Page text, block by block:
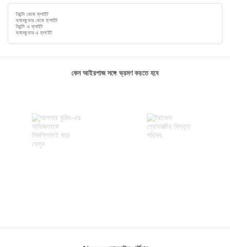
টরন্টো থেকে ফ্লাইট
ভ্যানকুভার থেকে ফ্লাইট
টরন্টো এ ফ্লাইট
ভ্যানকুভার এ ফ্লাইট
কেন আইরপাজ সঙ্গে ভ্রমণ করতে হবে